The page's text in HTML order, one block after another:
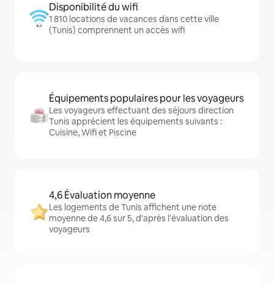
Disponibilité du wifi
1 810 locations de vacances dans cette ville
(Tunis) comprennent un accès wifi
Équipements populaires pour les voyageurs
Les voyageurs effectuant des séjours direction
Tunis apprécient les équipements suivants :
Cuisine, Wifi et Piscine
4,6 Évaluation moyenne
Les logements de Tunis affichent une note
moyenne de 4,6 sur 5, d'après l'évaluation des
voyageurs